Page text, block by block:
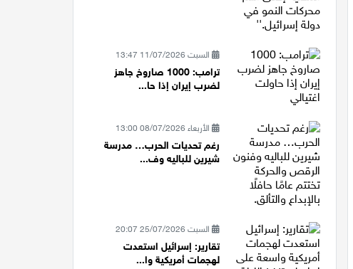
السبت 11/07/2026 13:47
ترامب: 1000 صاروخ جاهز
لضرب إيران إذا حا...
الأربعاء 08/07/2026 13:00
رغم تحديات الحرب… مدرسة
شيرين للباليه وف...
السبت 25/07/2026 20:07
تقارير: إسرائيل استعدت
لهجمات أمريكية وا...